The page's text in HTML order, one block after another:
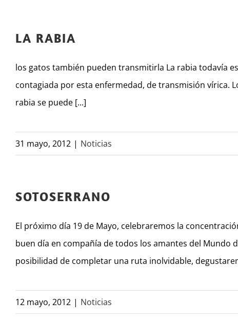
LA RABIA
los gatos también pueden transmitirla La rabia todavía
contagiada por esta enfermedad, de transmisión vírica.
rabia se puede [...]
31 mayo, 2012 | Noticias
SOTOSERRANO
El próximo día 19 de Mayo, celebraremos la
buen día en compañía de todos los amantes del Mundo
posibilidad de completar una ruta inolvidable,
12 mayo, 2012 | Noticias